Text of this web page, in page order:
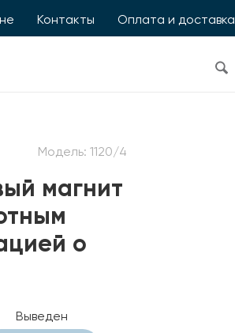
Контакты Оплата и доставка
Модель: 1120/4
магнит
о
Выведен